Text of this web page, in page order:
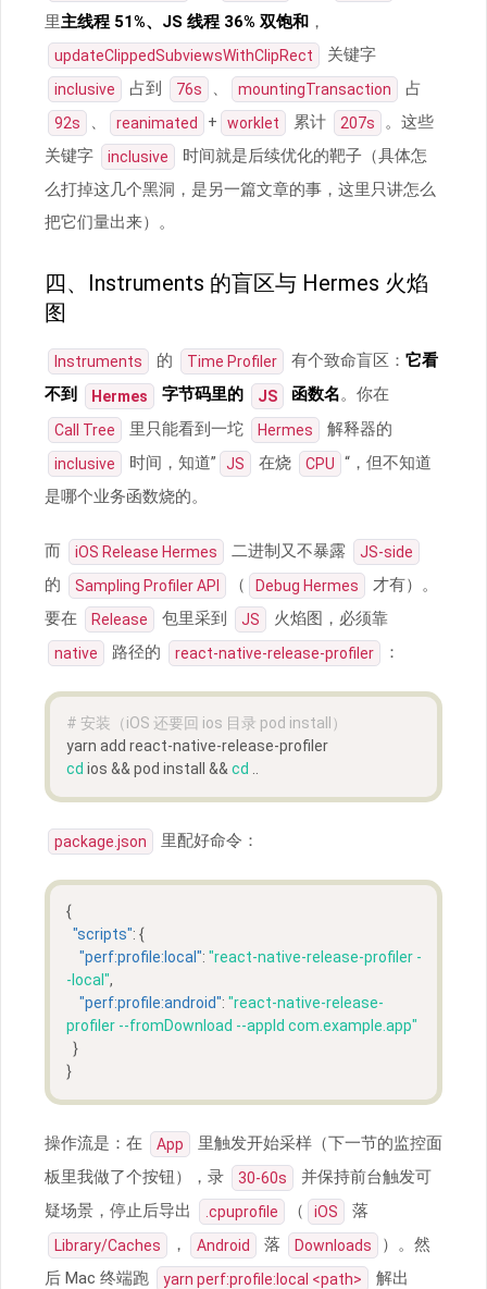
里主线程 51%、JS 线程 36% 双饱和 ，
updateClippedSubviewsWithClipRect 关键字
inclusive 占到 76s 、 mountingTransaction 占
92s 、 reanimated + worklet 累计 207s
。这些
关键字
inclusive
时间就是后续优化的靶子（具体怎
么打掉这几个黑洞，是另一篇文章的事，这里只讲怎么
把它们量出来）。
四、Instruments 的盲区与 Hermes 火焰
图
Instruments 的 Time Profiler 有个致命盲区： 它看
不到
Hermes 字节码里的 JS 函数名。你在
Call Tree 里只能看到一坨 Hermes 解释器的
inclusive 时间，知道” JS 在烧 CPU
“，但不知道
是哪个业务函数烧的。
而 iOS Release Hermes 二进制又不暴露 JS-side
的 Sampling Profiler API （ Debug Hermes
才有）。
要在
Release 包里采到 JS 火焰图，必须靠
native 路径的 react-native-release-profiler ：
# 安装（iOS 还要回 ios 目录 pod install）
yarn add react-native-release-profiler
cd ios && pod install && cd
package.json 里配好命令：
{
"scripts": {
"perf:profile:local": "react-native-release-profiler -
-local",
"perf:profile:android": "react-native-release-
profiler --fromDownload --appId com.example.app"
}
}
操作流是：在 App
里触发开始采样（下一节的监控面
板里我做了个按钮），录
30-60s
并保持前台触发可
疑场景，停止后导出
.cpuprofile （ iOS 落
Library/Caches ， Android 落 Downloads
）。然
后 Mac 终端跑
yarn perf:profile:local <path> 解出